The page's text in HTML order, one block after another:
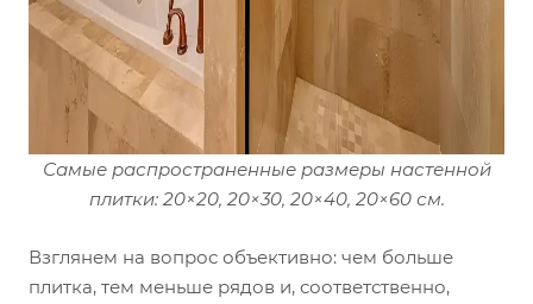
Самые распространенные размеры настенной
плитки: 20×20, 20×30, 20×40, 20×60 см.
Взглянем на вопрос объективно: чем больше
плитка, тем меньше рядов и, соответственно,